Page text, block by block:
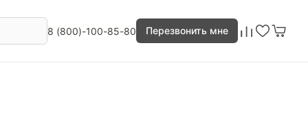
8 (800)-100-85-80 Перезвонить мне